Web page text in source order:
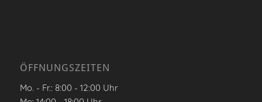
ÖFFNUNGSZEITEN
Mo. - Fr.: 8:00 - 12:00 Uhr